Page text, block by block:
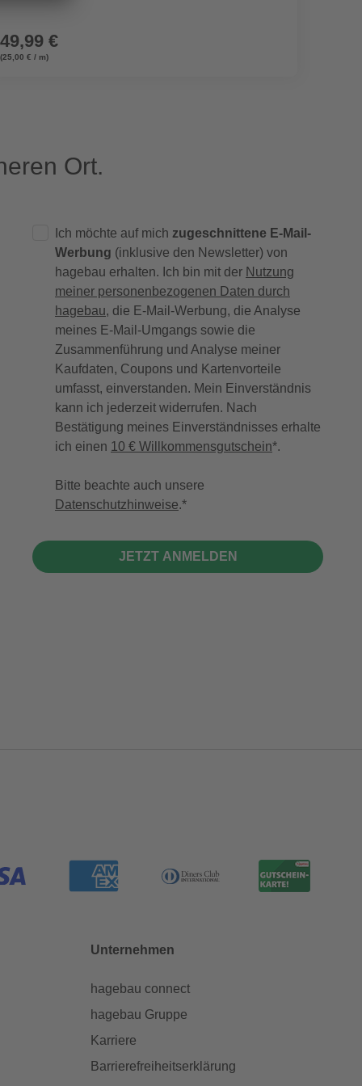
49,99 €
(25,00 € / m)
Ort.
Ich möchte auf mich zugeschnittene E-Mail-
Werbung (inklusive den Newsletter) von
hagebau erhalten. Ich bin mit der Nutzung
meiner personenbezogenen Daten durch
hagebau, die E-Mail-Werbung, die Analyse
meines E-Mail-Umgangs sowie die
Zusammenführung und Analyse meiner
Kaufdaten, Coupons und Kartenvorteile
umfasst, einverstanden. Mein Einverständnis
kann ich jederzeit widerrufen. Nach
Bestätigung meines Einverständnisses erhalte
ich einen 10 € Willkommensgutschein*.
Bitte beachte auch unsere
Datenschutzhinweise.
JETZT ANMELDEN
Unternehmen
hagebau connect
hagebau Gruppe
Karriere
Barrierefreiheitserklärung